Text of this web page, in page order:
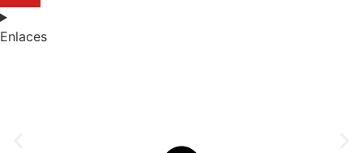
Enlaces